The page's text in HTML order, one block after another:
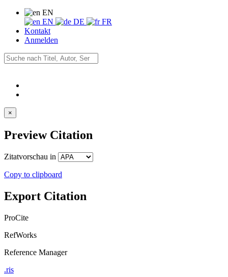
EN
EN
DE
FR
Kontakt
Anmelden
×
Preview Citation
Zitatvorschau in
Copy to clipboard
Export Citation
ProCite
RefWorks
Reference Manager
.ris